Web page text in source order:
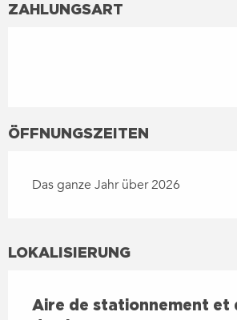
ZAHLUNGSART
ÖFFNUNGSZEITEN
Das ganze Jahr über 2026
LOKALISIERUNG
Aire de stationnement et